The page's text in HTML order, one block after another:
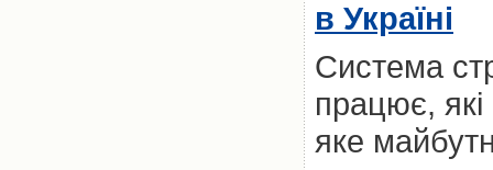
в Україні
Система
працює, які
яке